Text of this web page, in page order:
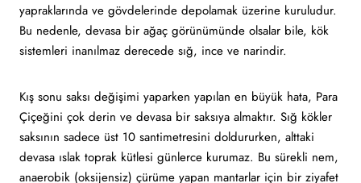
yapraklarında ve gövdelerinde depolamak üzerine kuruludur.
Bu nedenle, devasa bir ağaç görünümünde olsalar bile, kök
sistemleri inanılmaz derecede sığ, ince ve narindir.
Kış sonu saksı değişimi yaparken yapılan en büyük hata, Para
Çiçeğini çok derin ve devasa bir saksıya almaktır. Sığ kökler
saksının sadece üst 10 santimetresini doldururken, alttaki
devasa ıslak toprak kütlesi günlerce kurumaz. Bu sürekli nem,
anaerobik (oksijensiz) çürüme yapan mantarlar için bir ziyafet